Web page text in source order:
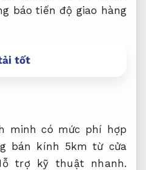
báo tiến độ giao hàng
tốt
minh có mức phí hợp
bán kính 5km từ cửa
trợ kỹ thuật nhanh.